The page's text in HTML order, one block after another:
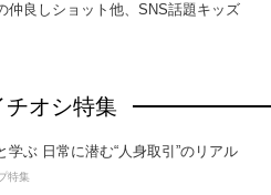
仲良しショット他、SNS話題キッズ
チオシ特集
学ぶ 日常に潜む“人身取引”のリアル
特集